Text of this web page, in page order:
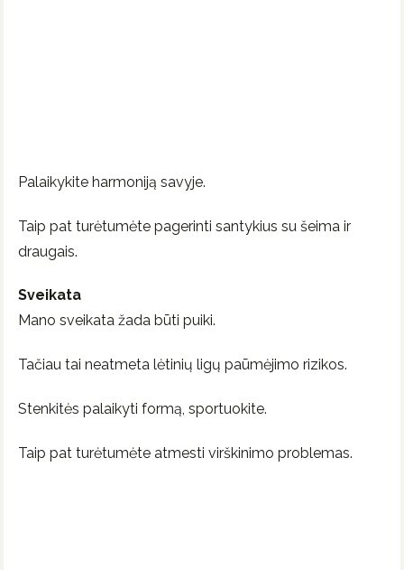
Palaikykite harmoniją savyje.
Taip pat turėtumėte pagerinti santykius su šeima ir
draugais.
Sveikata
Mano sveikata žada būti puiki.
Tačiau tai neatmeta lėtinių ligų paūmėjimo rizikos.
Stenkitės palaikyti formą, sportuokite.
Taip pat turėtumėte atmesti virškinimo problemas.